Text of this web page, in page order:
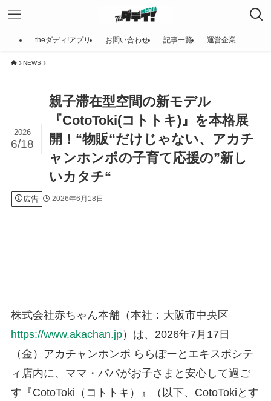
theダディ!アプリ お問い合わせ 記事一覧 運営企業
NEWS
親子滞在型空間の新モデル
『CotoToki(コトトキ)』を本格展
開！“物販“だけじゃない、アカチ
ャンホンポの子育て応援の”新し
いカタチ“
2026
6/18
広告 2026年6月18日
株式会社赤ちゃん本舗（本社：大阪市中央区
https://www.akachan.jp）は、2026年7月17日
（金）アカチャンホンポ ららぽーとエキスポシテ
ィ店内に、ママ・パパがお子さまと安心して過ご
す『CotoToki（コトトキ）』（以下、CotoTokiとす